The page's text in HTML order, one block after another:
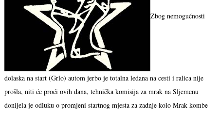
Zbog nemogućnosti
dolaska na start (Grlo) autom jerbo je totalna ledana na cesti i ralica nije
prošla, niti će proći ovih dana, tehnička komisija za mrak na Sljemenu
donijela je odluku o promjeni startnog mjesta za zadnje kolo Mrak kombe